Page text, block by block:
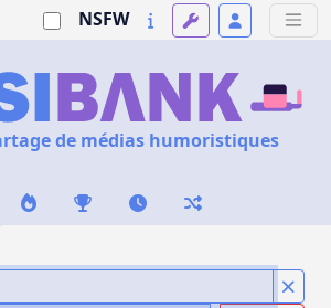
NSFW
de médias humoristiques